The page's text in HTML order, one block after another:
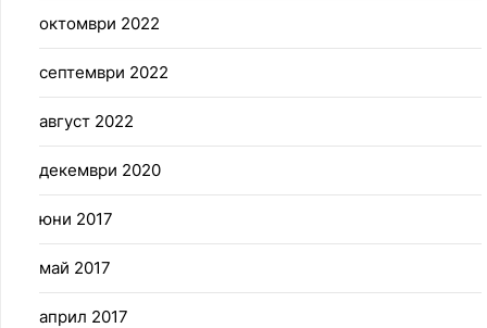
октомври 2022
септември 2022
август 2022
декември 2020
юни 2017
май 2017
април 2017